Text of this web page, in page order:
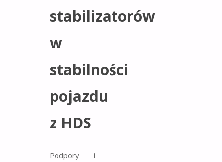
stabilizatorów
w
stabilności
pojazdu
z HDS
Podpory i